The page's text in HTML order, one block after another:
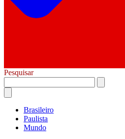
Pesquisar
Brasileiro
Paulista
Mundo